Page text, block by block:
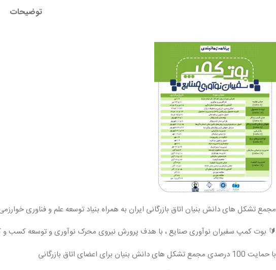
توضیحات
مجمع تشکل های دانش بنیان اتاق بازرگانی ایران به همراه بنیاد توسعه علم و فناوری
🔰 بوت کمپ سفیران نوآوری صنایع ، با هدف پرورش نیروی محرک نوآوری و توسعه کسب و
با حمایت 100 درصدی مجمع تشکل های دانش بنیان برای اعضای اتاق بازرگانی